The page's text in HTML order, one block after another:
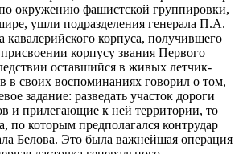
окружению фашистской группировки,
ушли подразделения генерала П.А.
корпуса, получившего
корпусу звания Первого
оставшийся в живых летчик-
в своих воспоминаниях говорил о том,
задание: разведать участок дороги
прилегающие к ней территории, то
по которым предполагался контрудар
Белова. Это была важнейшая операция